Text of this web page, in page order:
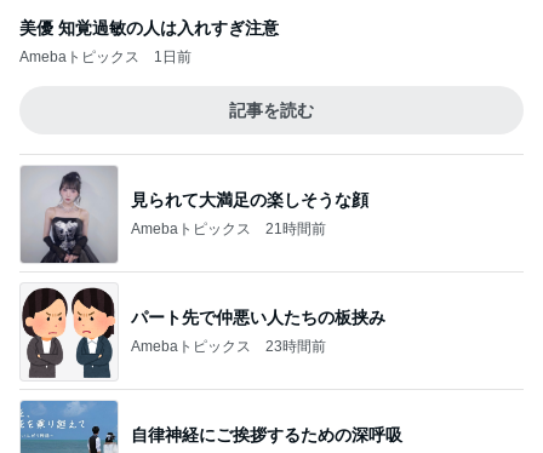
美優 知覚過敏の人は入れすぎ注意
Amebaトピックス 1日前
記事を読む
見られて大満足の楽しそうな顔
Amebaトピックス 21時間前
パート先で仲悪い人たちの板挟み
Amebaトピックス 23時間前
自律神経にご挨拶するための深呼吸